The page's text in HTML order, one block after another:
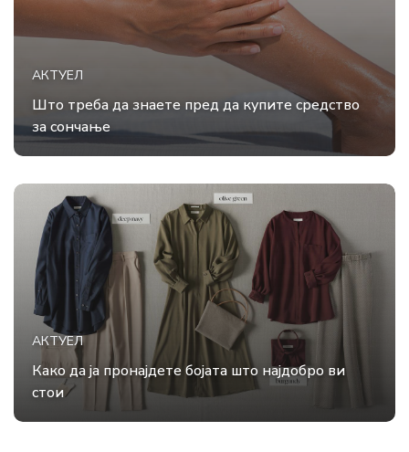
АКТУЕЛ
Што треба да знаете пред да купите средство
за сончање
АКТУЕЛ
Како да ја пронајдете бојата што најдобро ви
стои